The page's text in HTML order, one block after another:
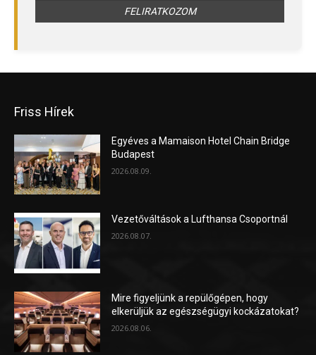
Friss Hírek
Egyéves a Mamaison Hotel Chain Bridge
Budapest
2026.08.09.
Vezetőváltások a Lufthansa Csoportnál
2026.08.07.
Mire figyeljünk a repülőgépen, hogy
elkerüljük az egészségügyi kockázatokat?
2026.08.06.